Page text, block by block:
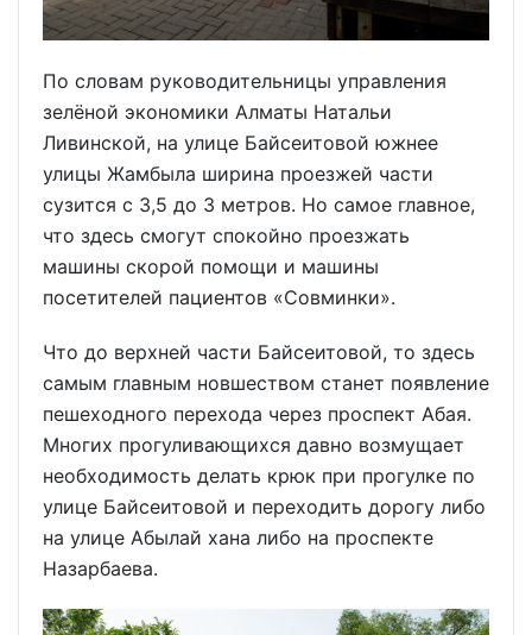
По словам руководительницы управления
зелёной экономики Алматы Натальи
Ливинской, на улице Байсеитовой южнее
улицы Жамбыла ширина проезжей части
сузится с 3,5 до 3 метров. Но самое главное,
что здесь смогут спокойно проезжать
машины скорой помощи и машины
посетителей пациентов «Совминки».
Что до верхней части Байсеитовой, то здесь
самым главным новшеством станет появление
пешеходного перехода через проспект Абая.
Многих прогуливающихся давно возмущает
необходимость делать крюк при прогулке по
улице Байсеитовой и переходить дорогу либо
на улице Абылай хана либо на проспекте
Назарбаева.